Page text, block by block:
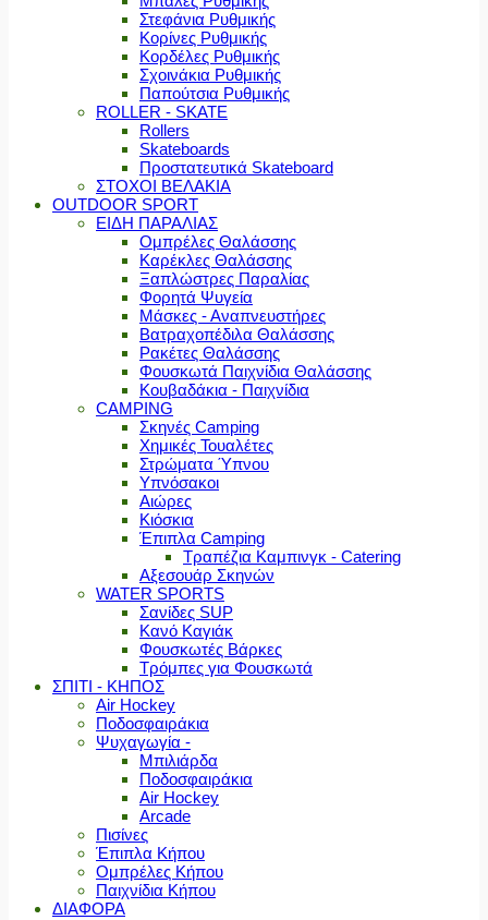
Στεφάνια Ρυθμικής
Κορίνες Ρυθμικής
Κορδέλες Ρυθμικής
Σχοινάκια Ρυθμικής
Παπούτσια Ρυθμικής
ROLLER - SKATE
Rollers
Skateboards
Προστατευτικά Skateboard
ΣΤΟΧΟΙ ΒΕΛΑΚΙΑ
OUTDOOR SPORT
ΕΙΔΗ ΠΑΡΑΛΙΑΣ
Ομπρέλες Θαλάσσης
Καρέκλες Θαλάσσης
Ξαπλώστρες Παραλίας
Φορητά Ψυγεία
Μάσκες - Αναπνευστήρες
Βατραχοπέδιλα Θαλάσσης
Ρακέτες Θαλάσσης
Φουσκωτά Παιχνίδια Θαλάσσης
Κουβαδάκια - Παιχνίδια
CAMPING
Σκηνές Camping
Χημικές Τουαλέτες
Στρώματα Ύπνου
Υπνόσακοι
Αιώρες
Κιόσκια
Έπιπλα Camping
Τραπέζια Καμπινγκ - Catering
Αξεσουάρ Σκηνών
WATER SPORTS
Σανίδες SUP
Κανό Καγιάκ
Φουσκωτές Βάρκες
Τρόμπες για Φουσκωτά
ΣΠΙΤΙ - ΚΗΠΟΣ
Air Hockey
Ποδοσφαιράκια
Ψυχαγωγία -
Μπιλιάρδα
Ποδοσφαιράκια
Air Hockey
Arcade
Πισίνες
Έπιπλα Κήπου
Ομπρέλες Κήπου
Παιχνίδια Κήπου
ΔΙΑΦΟΡΑ